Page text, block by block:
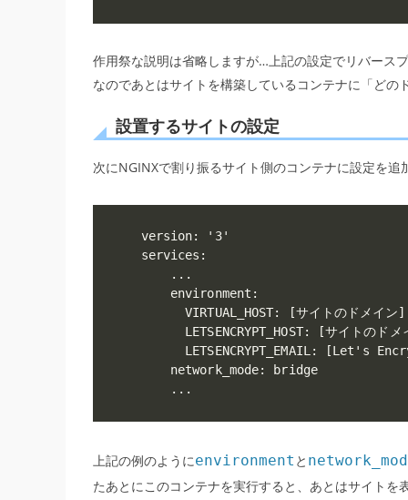
作用祭な説明は省略しますが…上記の設定でリバース
なのであとはサイトを構築しているコンテナに「ど
設置するサイトの設定
次にNGINXで割り振るサイト側のコンテナに設定を
version: '3'
services:
    ...
    environment:
      VIRTUAL_HOST: [サイトのドメイン]
LETSENCRYPT_HOST: [サイトのドメ
LETSENCRYPT_EMAIL: [Let's
    network_mode: bridge
    ...
上記の例のようにenvironment と
たあとにこのコンテナを実行すると、あとはサイト